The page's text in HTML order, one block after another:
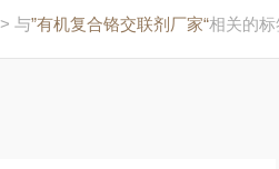
> 与”有机复合铬交联剂厂家“相关的